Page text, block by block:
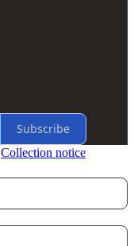
Subscribe
Collection notice